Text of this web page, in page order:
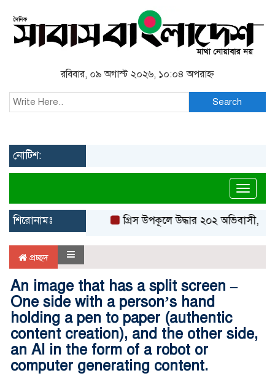
রবিবার, ০৯ অগাস্ট ২০২৬, ১০:০৪ অপরাহ্ন
Search
নোটিশ:
শিরোনামঃ গ্রিস উপকূলে উদ্ধার ২০২ অভিবাসী,
প্রচ্ছদ
An image that has a split screen –
One side with a person’s hand
holding a pen to paper (authentic
content creation), and the other side,
an AI in the form of a robot or
computer generating content.